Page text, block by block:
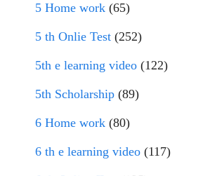
5 Home work (65)
5 th Onlie Test (252)
5th e learning video (122)
5th Scholarship (89)
6 Home work (80)
6 th e learning video (117)